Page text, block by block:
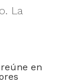
La
en